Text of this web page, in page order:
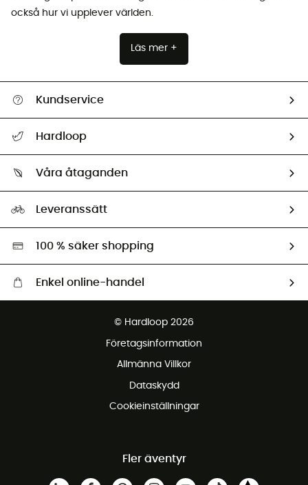
också hur vi upplever världen.
Läs mer +
Kundservice
Retur & återbetalning
Hardloop
Ambassadörer
Våra åtaganden
Miljöanpassat urval
Leveranssätt
100 % säker shopping
Enkel online-handel
Gratis retur inom 100 dagar
© Hardloop 2026
Företagsinformation
Allmänna Villkor
Dataskydd
Cookieinställningar
Fler äventyr